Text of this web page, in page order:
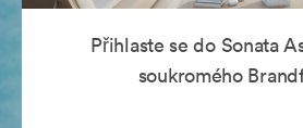
Přihlaste se do Sonata
soukromého